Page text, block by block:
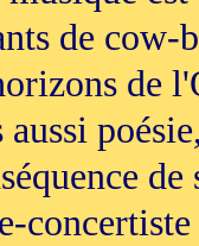
de cow-
de